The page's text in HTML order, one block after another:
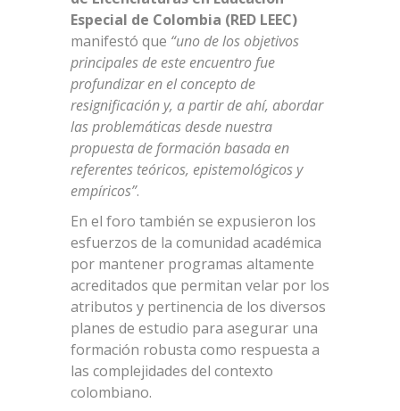
Especial de Colombia (RED LEEC)
manifestó que “uno de los objetivos
principales de este encuentro fue
profundizar en el concepto de
resignificación y, a partir de ahí, abordar
las problemáticas desde nuestra
propuesta de formación basada en
referentes teóricos, epistemológicos y
empíricos”.
En el foro también se expusieron los
esfuerzos de la comunidad académica
por mantener programas altamente
acreditados que permitan velar por los
atributos y pertinencia de los diversos
planes de estudio para asegurar una
formación robusta como respuesta a
las complejidades del contexto
colombiano.